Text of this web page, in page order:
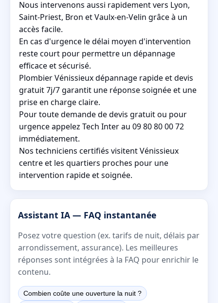
Nous intervenons aussi rapidement vers Lyon,
Saint-Priest, Bron et Vaulx-en-Velin grâce à un
accès facile.
En cas d'urgence le délai moyen d'intervention
reste court pour permettre un dépannage
efficace et sécurisé.
Plombier Vénissieux dépannage rapide et devis
gratuit 7j/7 garantit une réponse soignée et une
prise en charge claire.
Pour toute demande de devis gratuit ou pour
urgence appelez Tech Inter au 09 80 80 00 72
immédiatement.
Nos techniciens certifiés visitent Vénissieux
centre et les quartiers proches pour une
intervention rapide et soignée.
Assistant IA — FAQ instantanée
Posez votre question (ex. tarifs de nuit, délais par
arrondissement, assurance). Les meilleures
réponses sont intégrées à la FAQ pour enrichir le
contenu.
Combien coûte une ouverture la nuit ?